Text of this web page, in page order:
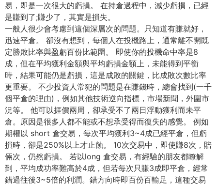
易，即是一次很大的虧損。 在持倉過程中，減少虧損，已經
是賺到了;賺少了，其實是損失。
一般人很少會考慮到這個深層次的問題。只知道有賺就好，
迅速平倉。 卻沒有想到，每個人在投機路上， 通常離不開既
定勝敗比率與盈虧百份比範圍。 即使你的投機命中率是8
成，但在平均獲利金額與平均虧損金額上， 未能得到平衡
時，結果可能仍是虧損，這是成敗的關鍵， 比成敗次數比率
更重要。 不少投資人常犯的問題是在賺錢時，總會找到(一千
個平倉的理由) ，例如其他技術逆向指標，市場新聞，外圍市
況等。 他可以捱價兩周，卻承受不了兩日浮動獲利而未平
倉。 原因是很多人都不能或不想承受得而復失的感覺。 例如
期權以 short 倉交易，每次平均獲利3~4成已經平倉，但虧
損時，卻是250%以上才止蝕。 10次交易中，即使賺8次，賠
倆次，仍然虧損。 若以long 倉交易，有經驗的朋友都瞭解
到，平均成功率難高於4成， 但若每次只賺3成即平倉，經常
錯過往後3~5倍的利潤。 錯方向時即百份百輸足，這種交易